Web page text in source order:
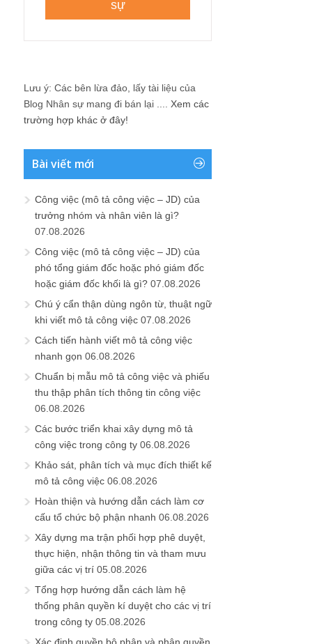
Lưu ý: Các bên lừa đảo, lấy tài liệu của
Blog Nhân sự mang đi bán lại .... Xem các
trường hợp khác ở đây!
Bài viết mới
Công việc (mô tả công việc – JD) của
trưởng nhóm và nhân viên là gì?
07.08.2026
Công việc (mô tả công việc – JD) của
phó tổng giám đốc hoặc phó giám đốc
hoặc giám đốc khối là gì? 07.08.2026
Chú ý cẩn thận dùng ngôn từ, thuật ngữ
khi viết mô tả công việc 07.08.2026
Cách tiến hành viết mô tả công việc
nhanh gọn 06.08.2026
Chuẩn bị mẫu mô tả công việc và phiếu
thu thập phân tích thông tin công việc
06.08.2026
Các bước triển khai xây dựng mô tả
công việc trong công ty 06.08.2026
Khảo sát, phân tích và mục đích thiết kế
mô tả công việc 06.08.2026
Hoàn thiện và hướng dẫn cách làm cơ
cấu tổ chức bộ phận nhanh 06.08.2026
Xây dựng ma trận phối hợp phê duyệt,
thực hiện, nhận thông tin và tham mưu
giữa các vị trí 05.08.2026
Tổng hợp hướng dẫn cách làm hệ
thống phân quyền kí duyệt cho các vị trí
trong công ty 05.08.2026